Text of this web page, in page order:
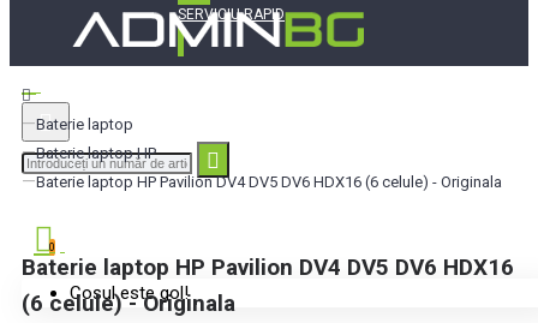
SERVICIU RAPID
0
Coșul este gol!
Baterie laptop
Baterie laptop HP
Baterie laptop HP Pavilion DV4 DV5 DV6 HDX16 (6 celule) - Originala
Baterie laptop HP Pavilion DV4 DV5 DV6 HDX16
(6 celule) - Originala